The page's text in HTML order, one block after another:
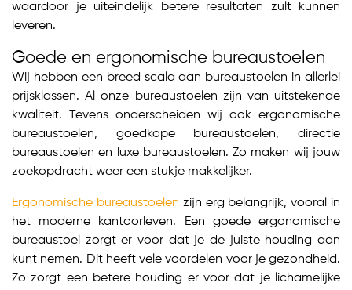
waardoor je uiteindelijk betere resultaten zult kunnen
leveren.
Goede en ergonomische bureaustoelen
Wij hebben een breed scala aan bureaustoelen in allerlei
prijsklassen. Al onze bureaustoelen zijn van uitstekende
kwaliteit. Tevens onderscheiden wij ook ergonomische
bureaustoelen, goedkope bureaustoelen, directie
bureaustoelen en luxe bureaustoelen. Zo maken wij jouw
zoekopdracht weer een stukje makkelijker.
Ergonomische bureaustoelen zijn erg belangrijk, vooral in
het moderne kantoorleven. Een goede ergonomische
bureaustoel zorgt er voor dat je de juiste houding aan
kunt nemen. Dit heeft vele voordelen voor je gezondheid.
Zo zorgt een betere houding er voor dat je lichamelijke